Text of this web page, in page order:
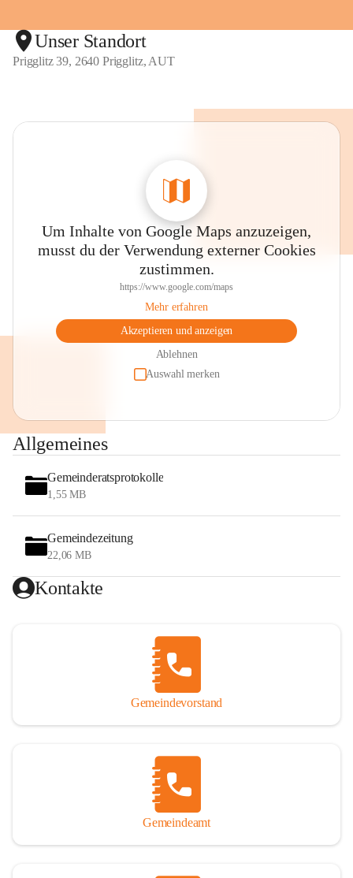
Unser Standort
Prigglitz 39, 2640 Prigglitz, AUT
Um Inhalte von Google Maps anzuzeigen,
musst du der Verwendung externer Cookies
zustimmen.
https://www.google.com/maps
Mehr erfahren
Akzeptieren und anzeigen
Ablehnen
Auswahl merken
Allgemeines
Gemeinderatsprotokolle
1,55 MB
Gemeindezeitung
22,06 MB
Kontakte
Gemeindevorstand
Gemeindeamt